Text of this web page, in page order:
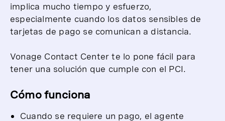
implica mucho tiempo y esfuerzo,
especialmente cuando los datos sensibles de
tarjetas de pago se comunican a distancia.
Vonage Contact Center te lo pone fácil para
tener una solución que cumple con el PCI.
Cómo funciona
Cuando se requiere un pago, el agente